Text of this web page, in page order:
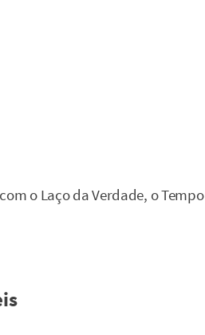
o Laço da Verdade, o Tempo